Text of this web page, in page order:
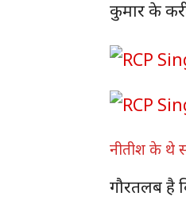
कुमार के
नीतीश के थे
गौरतलब है